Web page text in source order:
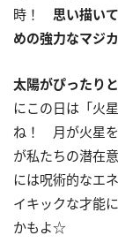
時！ 思い描い
めの強力なマジ
太陽がぴったり
にこの日は「火
ね！ 月が火星を
が私たちの潜在
には呪術的なエ
イキックな才能
かもよ☆